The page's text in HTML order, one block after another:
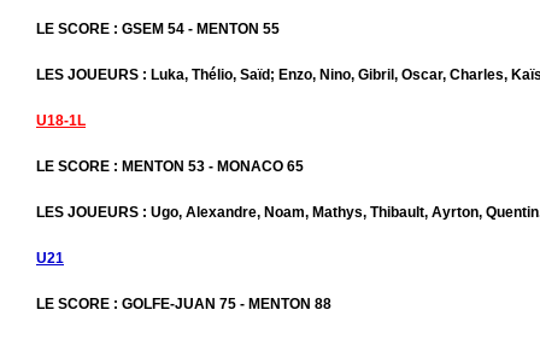
LE SCORE : GSEM 54 - MENTON 55
LES JOUEURS : Luka, Thélio, Saïd; Enzo, Nino, Gibril, Oscar, Charles,
U18-1L
LE SCORE : MENTON 53 - MONACO 65
LES JOUEURS : Ugo, Alexandre, Noam, Mathys, Thibault, Ayrton,
U21
LE SCORE : GOLFE-JUAN 75 - MENTON 88